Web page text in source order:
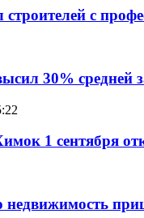
с
30% средней
1 сентября
недвижимость